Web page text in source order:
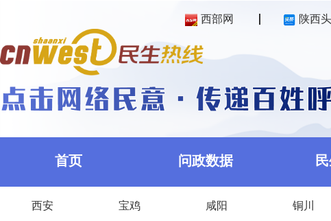
西部网 陕西
首页 问政数据
西安 宝鸡 咸阳 铜川